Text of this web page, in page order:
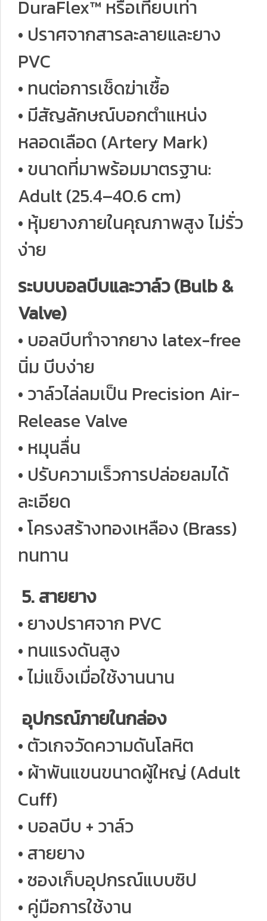
DuraFlex™ หรือเทียบเท่า
• ปราศจากสารละลายและยาง
PVC
• ทนต่อการเช็ดฆ่าเชื้อ
• มีสัญลักษณ์บอกตำแหน่ง
หลอดเลือด (Artery Mark)
• ขนาดที่มาพร้อมมาตรฐาน:
Adult (25.4–40.6 cm)
• หุ้มยางภายในคุณภาพสูง ไม่รั่ว
ง่าย
ระบบบอลบีบและวาล์ว (Bulb &
Valve)
• บอลบีบทำจากยาง latex-free
นิ่ม บีบง่าย
• วาล์วไล่ลมเป็น Precision Air-
Release Valve
• หมุนลื่น
• ปรับความเร็วการปล่อยลมได้
ละเอียด
• โครงสร้างทองเหลือง (Brass)
ทนทาน
5. สายยาง
• ยางปราศจาก PVC
• ทนแรงดันสูง
• ไม่แข็งเมื่อใช้งานนาน
อุปกรณ์ภายในกล่อง
• ตัวเกจวัดความดันโลหิต
• ผ้าพันแขนขนาดผู้ใหญ่ (Adult
Cuff)
• บอลบีบ + วาล์ว
• สายยาง
• ซองเก็บอุปกรณ์แบบซิป
• คู่มือการใช้งาน